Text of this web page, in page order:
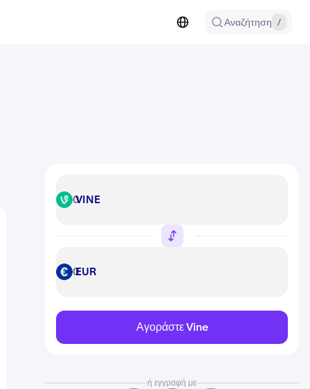
Αναζήτηση /
VINE VINE
EUR EUR
Αγοράστε Vine
ή εγγραφή με